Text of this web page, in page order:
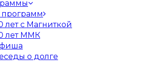
лет с Магниткой
лет ММК
о долге